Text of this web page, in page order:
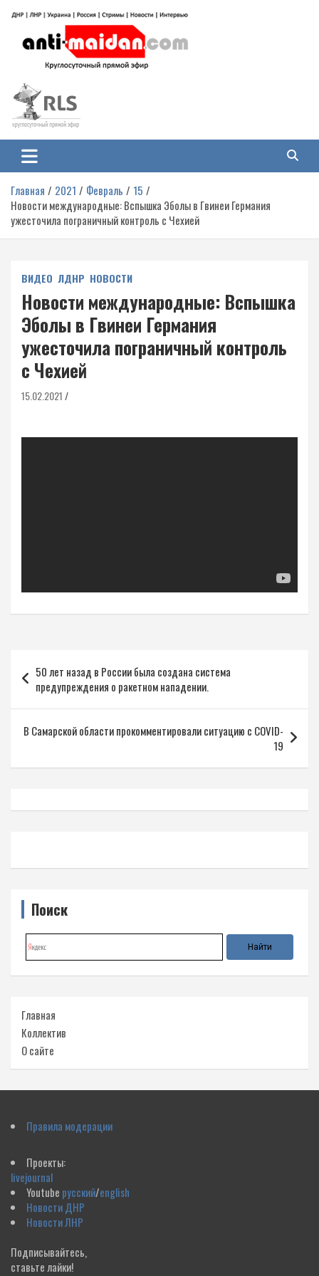
содержимому
Антимайдан: Гражданская война
на Украине
гражданской войне на Украине, включая события в Новороссии, ДНР,
ЛНР и других регионах.
Главная 2021 Февраль
15
Новости международные: Вспышка Эболы в Гвинеи Германия
ужесточила пограничный контроль с Чехией
ВИДЕО ЛДНР НОВОСТИ
Новости международные: Вспышка
Эболы в Гвинеи Германия
ужесточила пограничный контроль
с Чехией
15.02.2021
по
записям
50 лет назад в России была создана система
предупреждения о ракетном нападении.
В Самарской области прокомментировали ситуацию с COVID-
19
Поиск
Главная
Коллектив
О сайте
Правила модерации
Проекты:
livejournal
Youtube русский/english
Новости ДНР
Новости ЛНР
Подписывайтесь,
ставьте лайки!